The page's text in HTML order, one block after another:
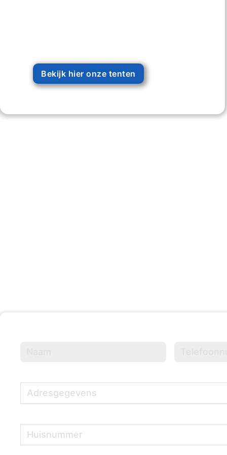
Bekijk hier onze tenten